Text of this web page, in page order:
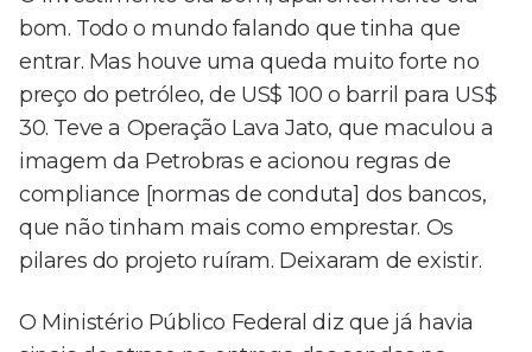
bom. Todo o mundo falando que tinha que
entrar. Mas houve uma queda muito forte no
preço do petróleo, de US$ 100 o barril para US$
30. Teve a Operação Lava Jato, que maculou a
imagem da Petrobras e acionou regras de
compliance [normas de conduta] dos bancos,
que não tinham mais como emprestar. Os
pilares do projeto ruíram. Deixaram de existir.
O Ministério Público Federal diz que já havia